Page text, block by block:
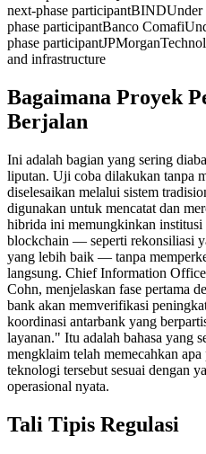
next-phase
phase participantBanco
phase
and infrastructure
Bagaimana Proyek
Berjalan
Ini adalah bagian yang sering
liputan. Uji coba dilakukan tanpa
diselesaikan melalui sistem
digunakan untuk mencatat dan
hibrida ini memungkinkan institusi
blockchain — seperti rekonsiliasi
yang lebih baik — tanpa
langsung. Chief Information
Cohn, menjelaskan fase pertama
bank akan memverifikasi
koordinasi antarbank yang
layanan." Itu adalah bahasa yang
mengklaim telah memecahkan
teknologi tersebut sesuai dengan
operasional nyata.
Tali Tipis Regulasi